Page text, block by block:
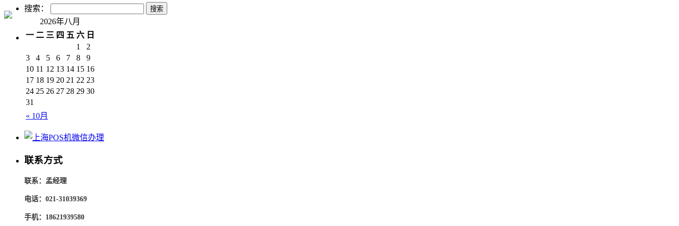
搜索：
2026年八月
一 二 三 四 五 六 日
« 10月
1
2
3
4 5 6 7 8
9
10 11 12 13 14 15 16
17 18 19 20 21 22 23
24 25 26 27 28 29 30
31
联系方式
联系：孟经理
电话：021-31039369
手机：18621939580